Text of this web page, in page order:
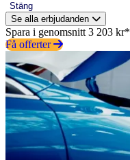
Stäng
Se alla erbjudanden
Spara i genomsnitt 3 203 kr*
Få offerter